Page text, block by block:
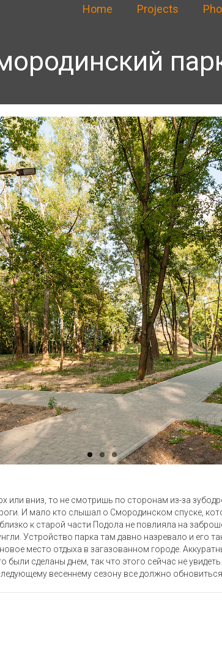
Home Projects
или вниз, то не смотришь по сторонам из-за
И мало кто слышал о Смородинском спуске,
к старой части Подола не повлияла на
Устройство парка там давно назревало и его
место отдыха в загазованном городе.
сделаны днем, так что этого сейчас не
весеннему сезону все должно обновиться.